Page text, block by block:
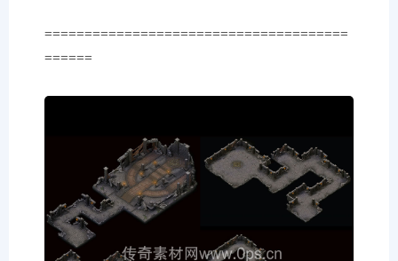
======================================
======